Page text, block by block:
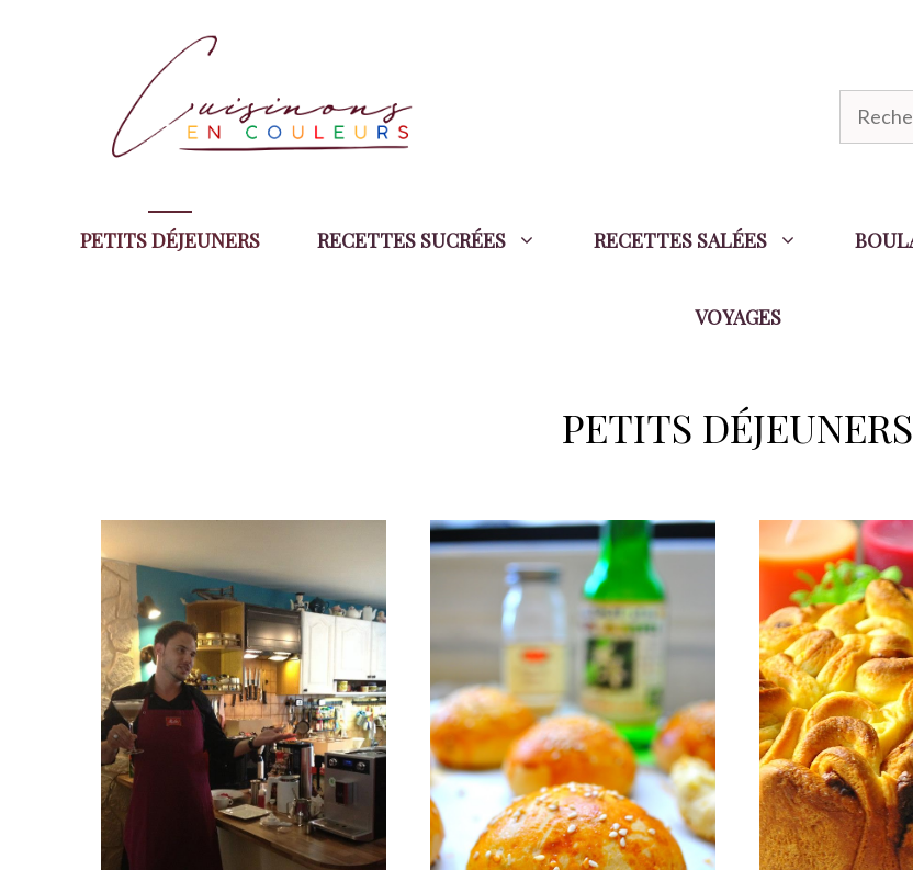
e
r
PETITS DÉJEUNERS RECETTES SUCRÉES RECETTES SALÉES
VOYAGES
PETITS DÉJEUNERS